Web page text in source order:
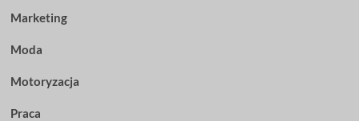
Marketing
Moda
Motoryzacja
Praca